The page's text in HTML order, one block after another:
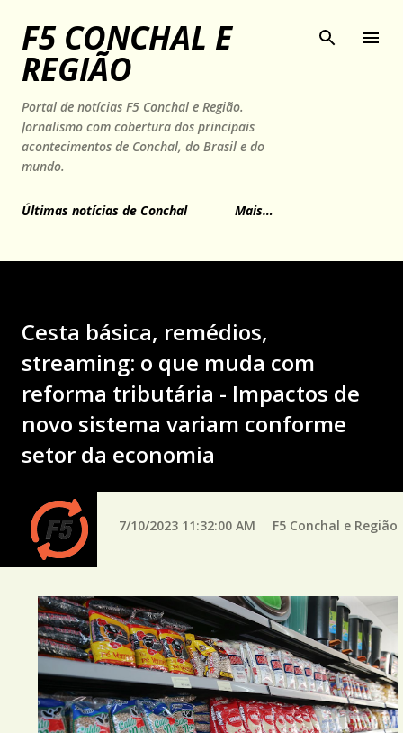
Pular para o conteúdo principal
F5 CONCHAL E
REGIÃO
Portal de notícias F5 Conchal e Região.
Jornalismo com cobertura dos principais
acontecimentos de Conchal, do Brasil e do
mundo.
Últimas notícias de Conchal Mais…
Cesta básica, remédios,
streaming: o que muda com
reforma tributária - Impactos de
novo sistema variam conforme
setor da economia
7/10/2023 11:32:00 AM F5 Conchal e Região